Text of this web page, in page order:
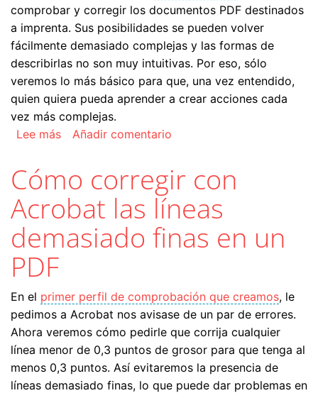
comprobar y corregir los documentos PDF destinados
a imprenta. Sus posibilidades se pueden volver
fácilmente demasiado complejas y las formas de
describirlas no son muy intuitivas. Por eso, sólo
veremos lo más básico para que, una vez entendido,
quien quiera pueda aprender a crear acciones cada
vez más complejas.
Lee mássobre Cómo hacer con Acrobat la
Añadir comentario
Cómo corregir con
Acrobat las líneas
demasiado finas en un
PDF
En el primer perfil de comprobación que creamos, le
pedimos a Acrobat nos avisase de un par de errores.
Ahora veremos cómo pedirle que corrija cualquier
línea menor de 0,3 puntos de grosor para que tenga al
menos 0,3 puntos. Así evitaremos la presencia de
líneas demasiado finas, lo que puede dar problemas en